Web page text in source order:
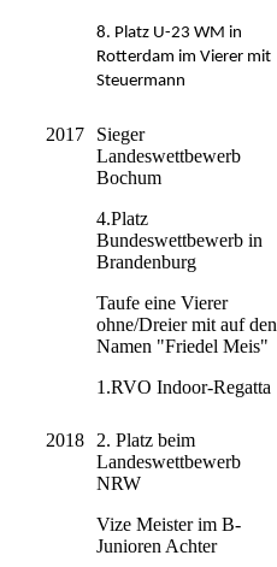
8. Platz U-23 WM in
Rotterdam im Vierer mit
Steuermann
2017
Sieger
Landeswettbewerb
Bochum
4.Platz
Bundeswettbewerb in
Brandenburg
Taufe eine Vierer
ohne/Dreier mit auf den
Namen "Friedel Meis"
1.RVO Indoor-Regatta
2018
2. Platz beim
Landeswettbewerb
NRW
Vize Meister im B-
Junioren Achter